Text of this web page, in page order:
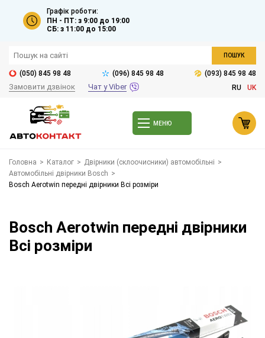
Графік роботи:
ПН - ПТ: з 9:00 до 19:00
СБ: з 11:00 до 15:00
ПОШУК
(050) 845 98 48 (096) 845 98 48 (093) 845 98 48
Замовити дзвінок Чат у Viber RU UK
МЕНЮ
Головна > Каталог > Двірники (склоочисники) автомобільні >
Автомобільні двірники Bosch >
Bosch Aerotwin передні двірники Всі розміри
Bosch Aerotwin передні двірники
Всі розміри